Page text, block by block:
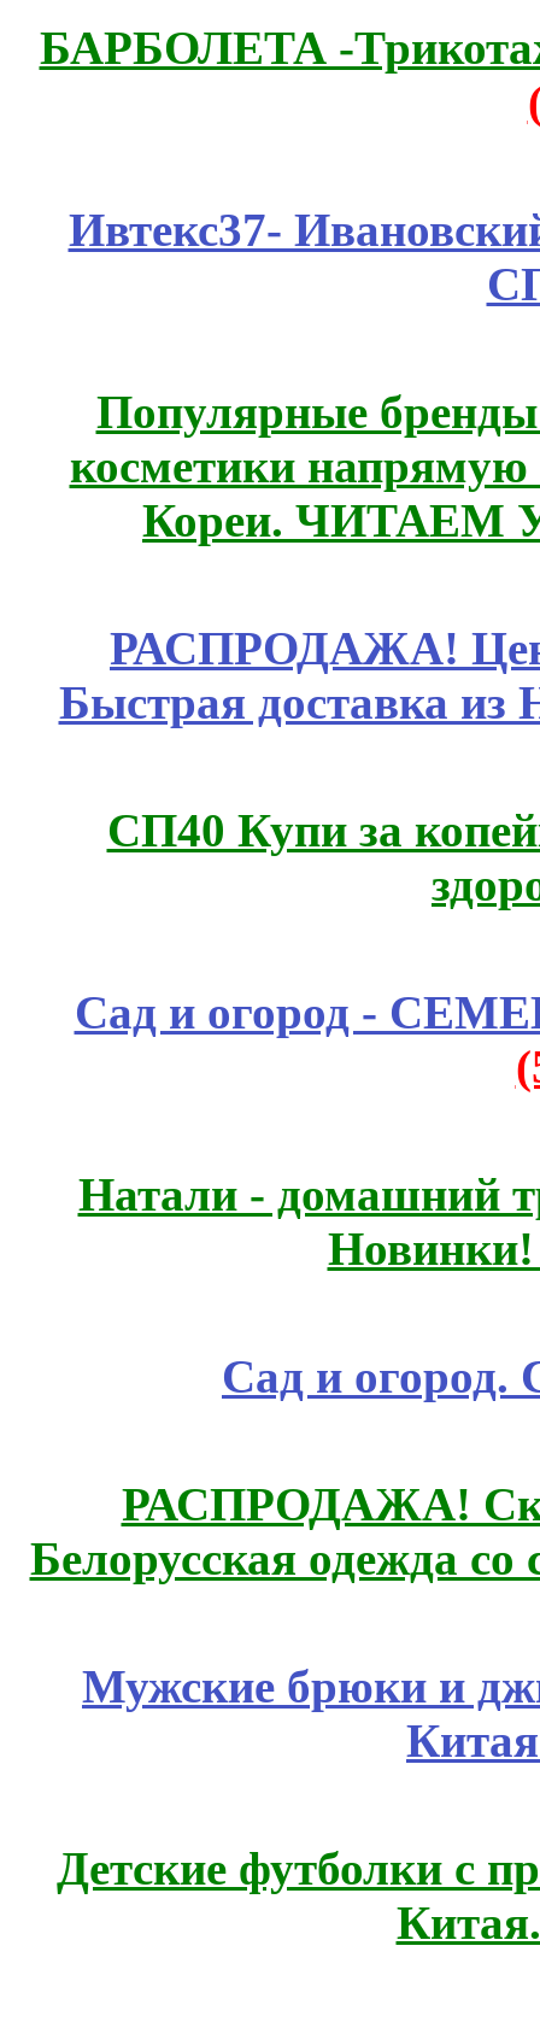
БАРБОЛЕТА -
Ивтекс37-
Популярные
косметики
Кореи. ЧИТАЕМ
РАСПРОДАЖА!
Быстрая доставка из
СП40 Купи за
Сад и огород -
Натали - домашний
Сад и огород.
РАСПРОДАЖА!
Белорусская одежда
Мужские брюки и
Детские футболки с